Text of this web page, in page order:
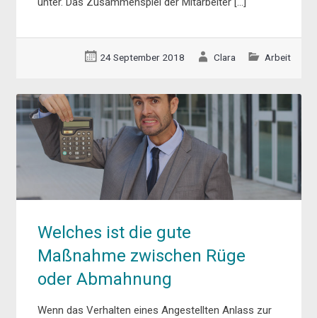
24 September 2018 Clara Arbeit
Welches ist die gute
Maßnahme zwischen Rüge
oder Abmahnung
Wenn das Verhalten eines Angestellten Anlass zur